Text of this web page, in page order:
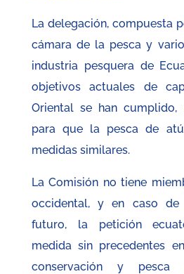
La delegación, compuesta
cámara de la pesca y
industria pesquera de
objetivos actuales de
Oriental se han
para que la pesca de
medidas similares.
La Comisión no tiene
occidental, y en caso de
futuro, la petición
medida sin precedentes
conservación y pesca